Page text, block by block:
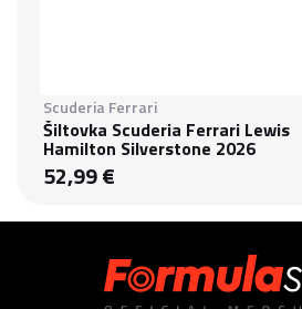
Scuderia Ferrari
Šiltovka Scuderia Ferrari Lewis
Hamilton Silverstone 2026
52,99 €